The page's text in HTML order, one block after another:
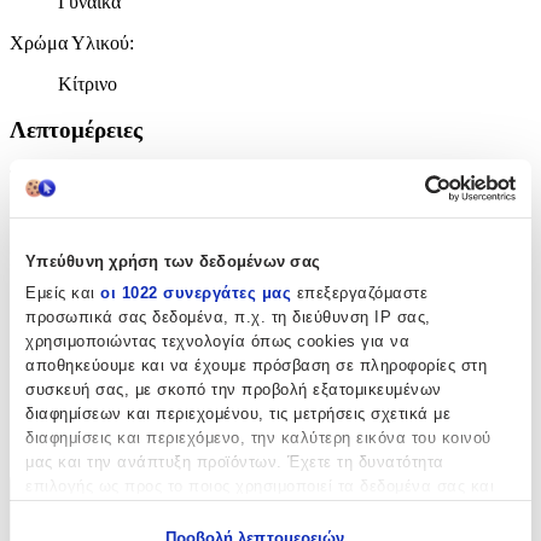
Υπεύθυνη χρήση των δεδομένων σας
Εμείς και οι 1022 συνεργάτες μας επεξεργαζόμαστε
προσωπικά σας δεδομένα, π.χ. τη διεύθυνση IP σας,
χρησιμοποιώντας τεχνολογία όπως cookies για να
αποθηκεύουμε και να έχουμε πρόσβαση σε πληροφορίες στη
συσκευή σας, με σκοπό την προβολή εξατομικευμένων
διαφημίσεων και περιεχομένου, τις μετρήσεις σχετικά με
διαφημίσεις και περιεχόμενο, την καλύτερη εικόνα του κοινού
μας και την ανάπτυξη προϊόντων. Έχετε τη δυνατότητα
Χρώμα Υλικού:
Κίτρινο
Λεπτομέρειες
Τύπος
Ποδιού
Μήκος:
23
cm
Πάχος:
mm